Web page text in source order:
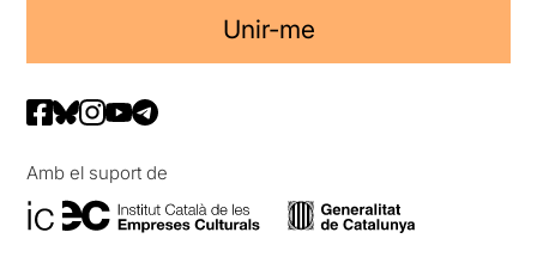
Unir-me
Amb el suport de